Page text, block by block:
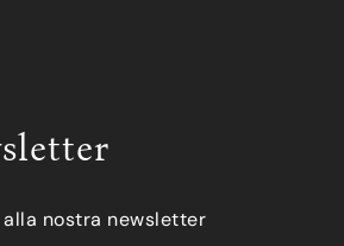
nostra newsletter